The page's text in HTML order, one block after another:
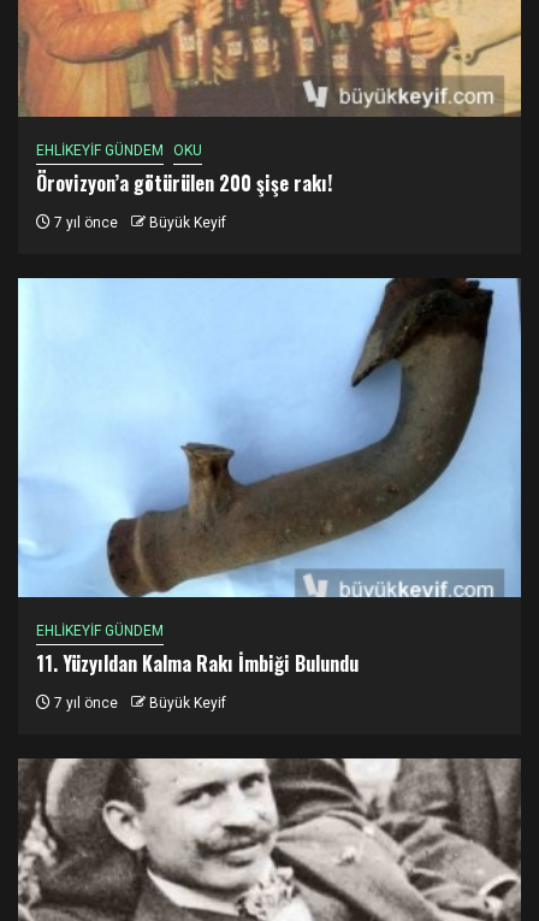
EHLİKEYİF GÜNDEM OKU
Örovizyon’a götürülen 200 şişe rakı!
7 yıl önce Büyük Keyif
EHLİKEYİF GÜNDEM
11. Yüzyıldan Kalma Rakı İmbiği Bulundu
7 yıl önce Büyük Keyif